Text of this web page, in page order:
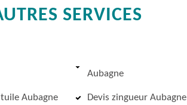
SERVICES
Aubagne
Aubagne
Devis zingueur Aubagne